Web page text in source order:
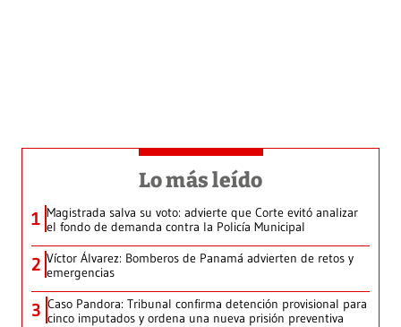
Lo más leído
1 Magistrada salva su voto: advierte que Corte evitó analizar
el fondo de demanda contra la Policía Municipal
2 Víctor Álvarez: Bomberos de Panamá advierten de retos y
emergencias
3 Caso Pandora: Tribunal confirma detención provisional para
cinco imputados y ordena una nueva prisión preventiva